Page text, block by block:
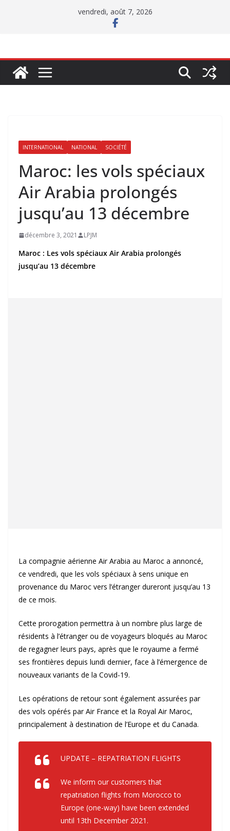
vendredi, août 7, 2026
INTERNATIONAL NATIONAL SOCIÉTÉ
Maroc: les vols spéciaux
Air Arabia prolongés
jusqu’au 13 décembre
décembre 3, 2021 LPJM
Maroc : Les vols spéciaux Air Arabia prolongés
jusqu’au 13 décembre
La compagnie aérienne Air Arabia au Maroc a annoncé,
ce vendredi, que les vols spéciaux à sens unique en
provenance du Maroc vers l’étranger dureront jusqu’au 13
de ce mois.
Cette prorogation permettra à un nombre plus large de
résidents à l’étranger ou de voyageurs bloqués au Maroc
de regagner leurs pays, après que le royaume a fermé
ses frontières depuis lundi dernier, face à l’émergence de
nouveaux variants de la Covid-19.
Les opérations de retour sont également assurées par
des vols opérés par Air France et la Royal Air Maroc,
principalement à destination de l’Europe et du Canada.
UPDATE – REPATRIATION FLIGHTS
We inform our customers that
repatriation flights from Morocco to
Europe (one-way) have been extended
until 13th December 2021.